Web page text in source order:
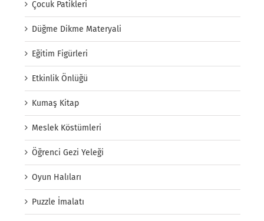
Çocuk Patikleri
Düğme Dikme Materyali
Eğitim Figürleri
Etkinlik Önlüğü
Kumaş Kitap
Meslek Köstümleri
Öğrenci Gezi Yeleği
Oyun Halıları
Puzzle İmalatı